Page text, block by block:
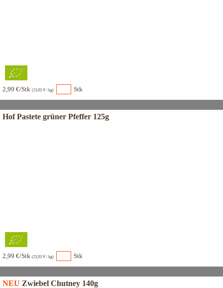
2,99 €/Stk (23,92 € / kg) Stk
Hof Pastete grüner Pfeffer 125g
2,99 €/Stk (23,92 € / kg) Stk
NEU Zwiebel Chutney 140g